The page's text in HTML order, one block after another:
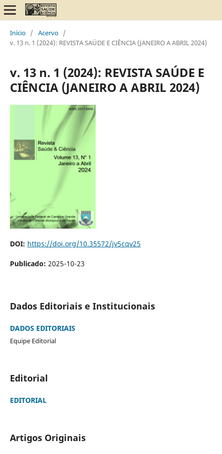
Início / Acervo /
v. 13 n. 1 (2024): REVISTA SAÚDE E CIÊNCIA (JANEIRO A ABRIL 2024)
v. 13 n. 1 (2024): REVISTA SAÚDE E
CIÊNCIA (JANEIRO A ABRIL 2024)
DOI: https://doi.org/10.35572/jv5cqv25
Publicado: 2025-10-23
Dados Editoriais e Institucionais
DADOS EDITORIAIS
Equipe Editorial
Editorial
EDITORIAL
Artigos Originais